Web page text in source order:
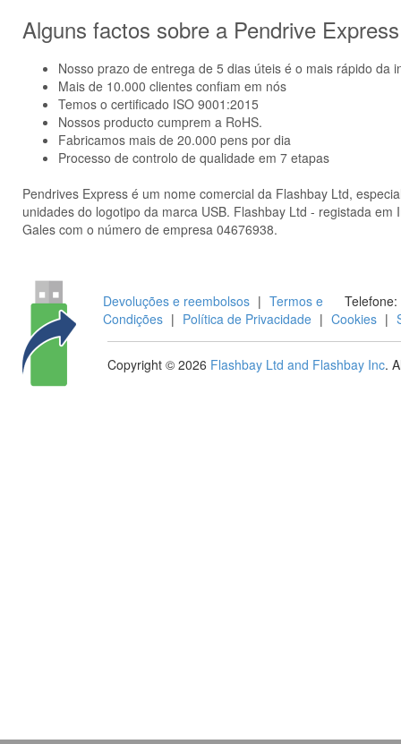
Alguns factos sobre a Pendrive Express
Nosso prazo de entrega de 5 dias úteis é o mais rápido da
Mais de 10.000 clientes confiam em nós
Temos o certificado ISO 9001:2015
Nossos producto cumprem a RoHS.
Fabricamos mais de 20.000 pens por dia
Processo de controlo de qualidade em 7 etapas
Pendrives Express é um nome comercial da Flashbay Ltd,
unidades do logotipo da marca USB. Flashbay Ltd - registada em
Gales com o número de empresa 04676938.
Telefone:
Devoluções e reembolsos | Termos e
Condições | Política de Privacidade | Cookies |
Copyright © 2026 Flashbay Ltd and Flashbay Inc.